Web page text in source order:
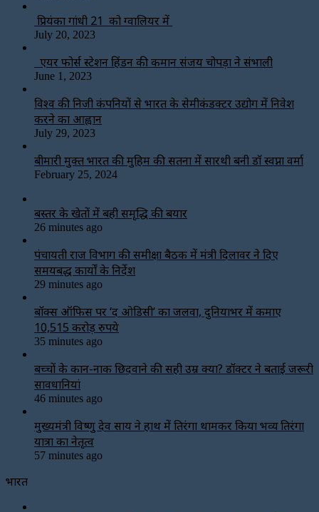
प्रियंका गांधी 21 को ग्वालियर में
July 20, 2023
एयर फोर्स स्टेशन हिंडन की कमान संजय चोपड़ा ने संभाली
June 1, 2023
विश्‍व की निजी कंपनियों से भारत के सेमीकंडक्टर उद्योग में निवेश
करने का आह्वान
July 29, 2023
बीमारी मुक्त भारत की मुहिम की सतना में सारथी बनी डाॅ स्वप्ना वर्मा
February 25, 2024
बस्तर के खेतों में बही समृद्धि की बयार
26 minutes ago
पंचायती राज विभाग की समीक्षा बैठक में मंत्री दिलावर ने दिए
समयबद्ध कार्यों के निर्देश
29 minutes ago
बॉक्स ऑफिस पर ‘द ओडिसी’ का जलवा, दुनियाभर में कमाए
10,515 करोड़ रुपये
35 minutes ago
बच्चों के कान-नाक छिदवाने की सही उम्र क्या? डॉक्टर ने बताई जरूरी
सावधानियां
46 minutes ago
मुख्यमंत्री विष्णु देव साय ने हाथ में तिरंगा थामकर किया भव्य तिरंगा
यात्रा का नेतृत्व
57 minutes ago
भारत